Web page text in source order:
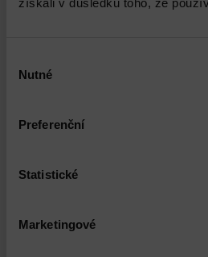
souhlasu
Nutné
Preferenční
Statistické
Marketingové